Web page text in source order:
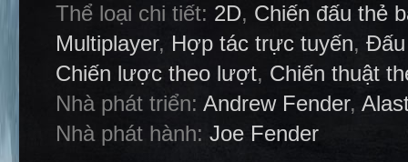
Thể loại chi tiết: 2D, Chiến đấu thẻ
Multiplayer, Hợp tác trực tuyến,
Chiến lược theo lượt, Chiến thuật
Nhà phát triển: Andrew Fender,
Nhà phát hành: Joe Fender